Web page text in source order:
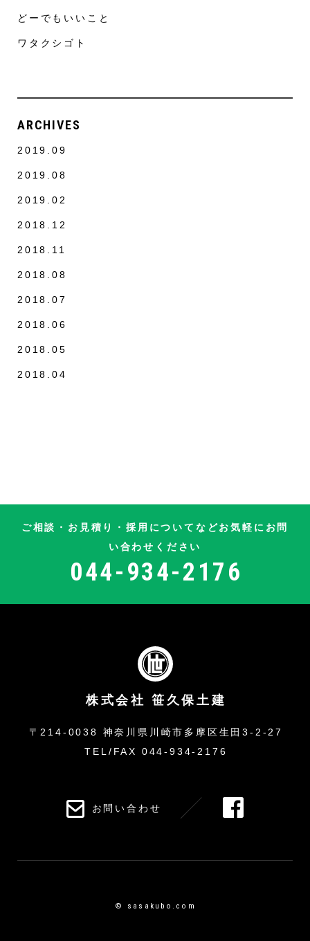
どーでもいいこと
ワタクシゴト
ARCHIVES
2019.09
2019.08
2019.02
2018.12
2018.11
2018.08
2018.07
2018.06
2018.05
2018.04
ご相談・お見積り・採用についてなどお気軽にお問
い合わせください
044-934-2176
株式会社 笹久保土建
〒214-0038 神奈川県川崎市多摩区生田3-2-27
TEL/FAX 044-934-2176
お問い合わせ
© sasakubo.com